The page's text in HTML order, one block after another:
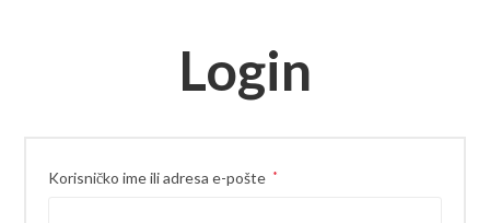
Login
Korisničko ime ili adresa e-pošte *